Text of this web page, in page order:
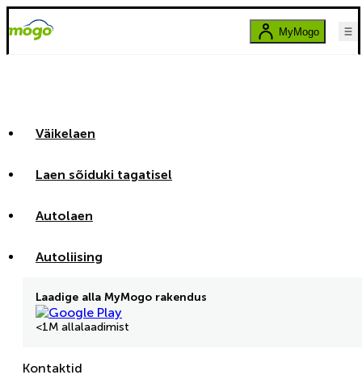
MyMogo
Väikelaen
Laen sõiduki tagatisel
Autolaen
Autoliising
Laadige alla MyMogo rakendus
<1M allalaadimist
Kontaktid